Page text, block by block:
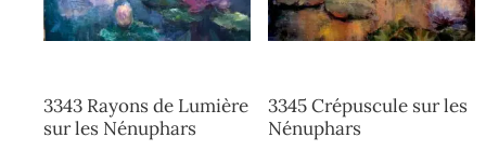
3343 Rayons de Lumière
sur les Nénuphars
3345 Crépuscule sur les
Nénuphars